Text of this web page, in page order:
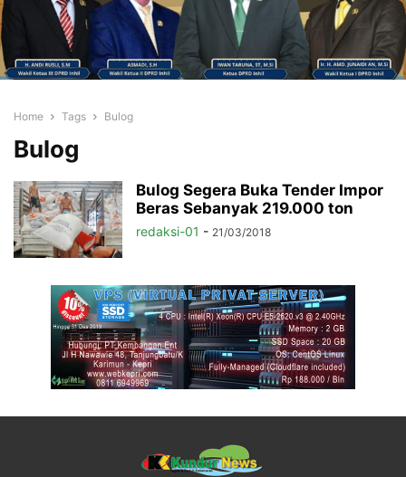
Home Tags Bulog
Bulog
Bulog Segera Buka Tender Impor
Beras Sebanyak 219.000 ton
redaksi-01 - 21/03/2018